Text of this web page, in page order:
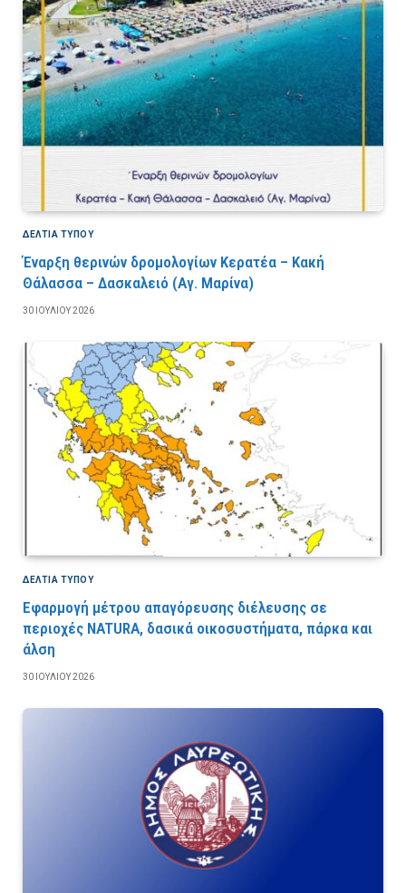
ΔΕΛΤΙΑ ΤΥΠΟΥ
Έναρξη θερινών δρομολογίων Κερατέα – Κακή
Θάλασσα – Δασκαλειό (Αγ. Μαρίνα)
30 ΙΟΥΛΊΟΥ 2026
ΔΕΛΤΙΑ ΤΥΠΟΥ
Εφαρμογή μέτρου απαγόρευσης διέλευσης σε
περιοχές NATURA, δασικά οικοσυστήματα, πάρκα και
άλση
30 ΙΟΥΛΊΟΥ 2026